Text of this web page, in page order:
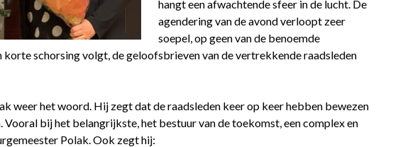
hangt een afwachtende sfeer in de lucht. De
agendering van de avond verloopt zeer
soepel, op geen van de benoemde
korte schorsing volgt, de geloofsbrieven van de vertrekkende raadsleden
weer het woord. Hij zegt dat de raadsleden keer op keer hebben bewezen
Vooral bij het belangrijkste, het bestuur van de toekomst, een complex en
Polak. Ook zegt hij: